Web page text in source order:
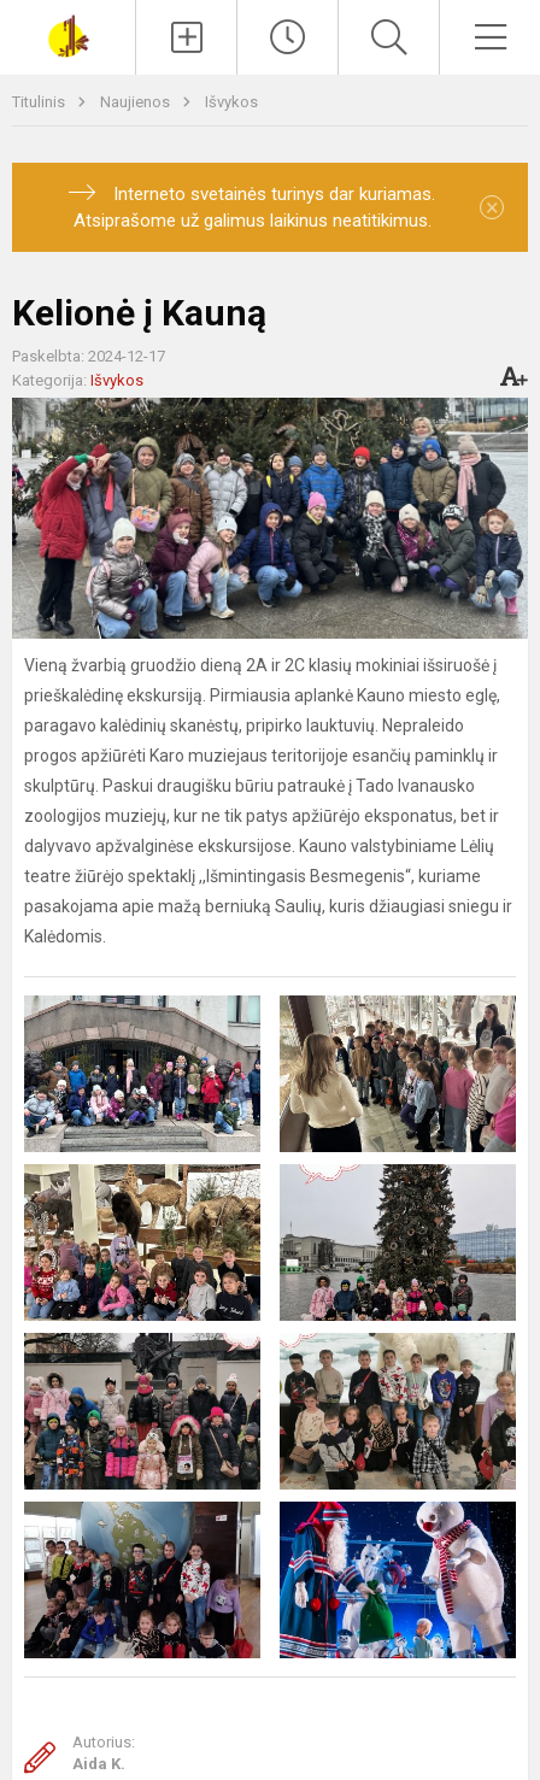
Titulinis Naujienos Išvykos
Interneto svetainės turinys dar kuriamas.
Atsiprašome už galimus laikinus neatitikimus.
×
Kelionė į Kauną
Paskelbta: 2024-12-17
Kategorija: Išvykos
Vieną žvarbią gruodžio dieną 2A ir 2C klasių mokiniai išsiruošė į
prieškalėdinę ekskursiją. Pirmiausia aplankė Kauno miesto eglę,
paragavo kalėdinių skanėstų, pripirko lauktuvių. Nepraleido
progos apžiūrėti Karo muziejaus teritorijoje esančių paminklų ir
skulptūrų. Paskui draugišku būriu patraukė į Tado Ivanausko
zoologijos muziejų, kur ne tik patys apžiūrėjo eksponatus, bet ir
dalyvavo apžvalginėse ekskursijose. Kauno valstybiniame Lėlių
teatre žiūrėjo spektaklį ,,Išmintingasis Besmegenis“, kuriame
pasakojama apie mažą berniuką Saulių, kuris džiaugiasi sniegu ir
Kalėdomis.
Autorius:
Aida K.